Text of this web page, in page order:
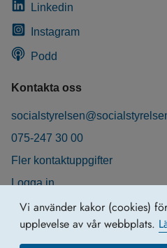
Vi använder kakor (cookies)
upplevelse av vår webbplats.
Linkedin
Instagram
Podd
Kontakta oss
075-247 30 00
Fler kontaktuppgifter
Logga in
Behandling av personuppgifter